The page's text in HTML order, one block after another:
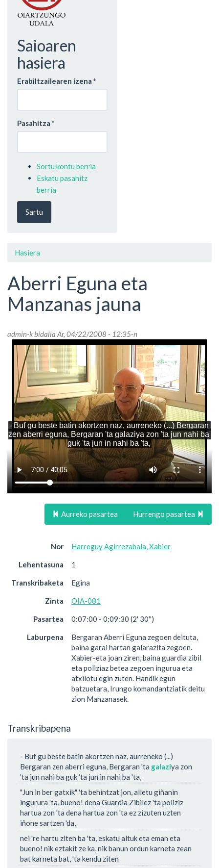
Saioaren
hasiera
Erabiltzailearen izena *
Pasahitza *
Sortu kontu berria
Eskatu pasahitz
berria
Sartu
Hasiera
Aberri Eguna eta
Manzanas jauna
admin-k bidalia Ar, 04/22/2008 - 12:35-n
Aurreko pasartea Hurrengo pasartea
Nor Harreguy Agirrezabala, Xabier
Lehentasuna 1
Transkribaketa Egina
Zinta OIA-081
Pasartea 0:07:00 - 0:09:30 (2' 30'')
Laburpena
Bergaran Aberri Eguna zegoen deituta,
baina garai hartan galarazita zegoen.
Xabier-eta joan ziren, baina guardia zibil
eta poliziaz betea zegoen ingurua eta
atxilotu egin zuten. Handik egun
batzuetara, Irungo komandantziatik deitu
zion Manzanasek.
Transkribapena
- Buf gu beste batin akortzen naz, aurreneko (...)
Bergaran zen aberri eguna, Bergaran 'ta galaziya zon
'ta jun nahi ba guk 'ta jun in nahi ba 'ta,
"Jun in ber gatxik" 'ta behintzat jon, alletu giñanin
ingurura 'ta, bueno! dena Guardia Zibilez 'ta poliziz
hartua zon 'ta dena hartua zon 'ta ez zizuten uzten
iñone sartzen 'da,
nei 're hartu ziten ba 'ta, eskatu altuk eta eman eta
bueno! nik eztakit ze ka, nik banun ordun karneta zean
bat karneta bat, 'ta kendu ziten